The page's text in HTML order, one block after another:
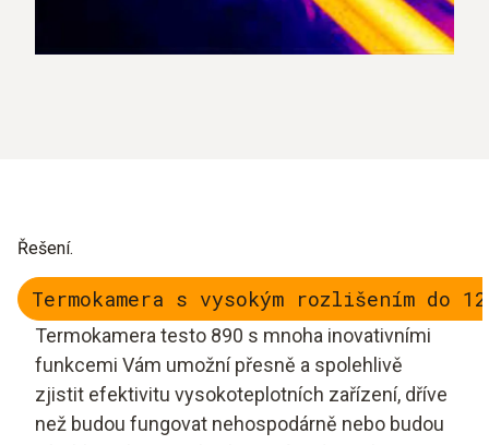
Řešení.
Termokamera s vysokým rozlišením do
Termokamera testo 890 s mnoha inovativními
funkcemi Vám umožní přesně a spolehlivě
zjistit efektivitu vysokoteplotních zařízení, dříve
než budou fungovat nehospodárně nebo budou